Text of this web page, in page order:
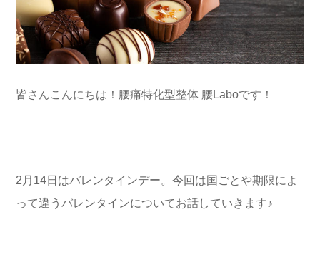
皆さんこんにちは！腰痛特化型整体 腰Laboです！
2月14日はバレンタインデー。今回は国ごとや期限によ
って違うバレンタインについてお話していきます♪